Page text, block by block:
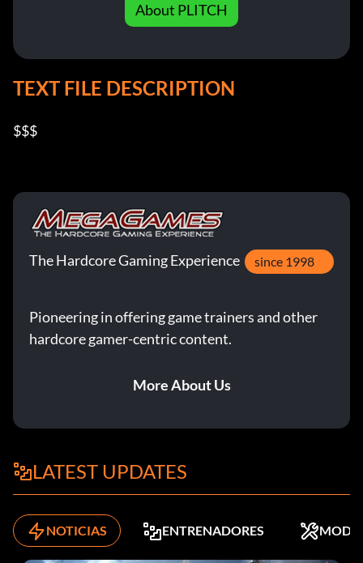
About PLITCH
TEXT FILE DESCRIPTION
$$$
The Hardcore Gaming Experience since 1998
Pioneering in offering game trainers and other
hardcore gamer-centric content.
More About Us
LATEST UPDATES
NOTICIAS ENTRENADORES MODS